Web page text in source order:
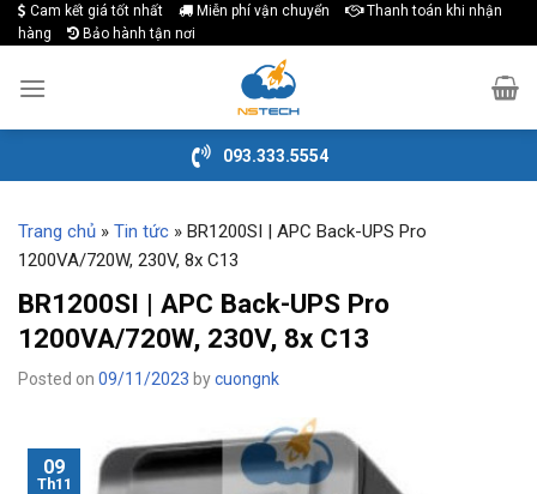
Skip
to
content
Cam kết giá tốt nhất Miễn phí vận chuyển
Thanh toán khi nhận
hàng
Bảo hành tận nơi
093.333.5554
Trang chủ » Tin tức » BR1200SI | APC Back-UPS Pro
1200VA/720W, 230V, 8x C13
BR1200SI | APC Back-UPS Pro
1200VA/720W, 230V, 8x C13
Posted on 09/11/2023 bycuongnk
09
Th11